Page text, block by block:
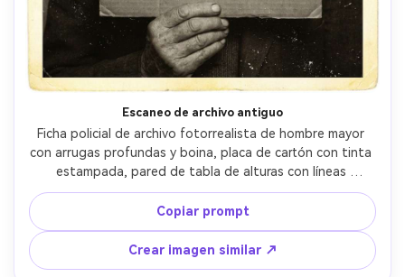
Escaneo de archivo antiguo
Ficha policial de archivo fotorrealista de hombre mayor
con arrugas profundas y boina, placa de cartón con tinta
estampada, pared de tabla de alturas con líneas
descoloridas, efecto de escaneo sepia, partículas y
rasguños, flash suave, tomada con 50mm, encuadre
pecho-arriba, realismo documental histórico, luz
cinematográfica suave --ar 4:5
Copiar prompt
Crear imagen similar ↗